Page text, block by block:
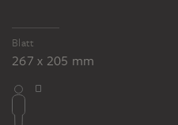
Blatt
267 x 205 mm